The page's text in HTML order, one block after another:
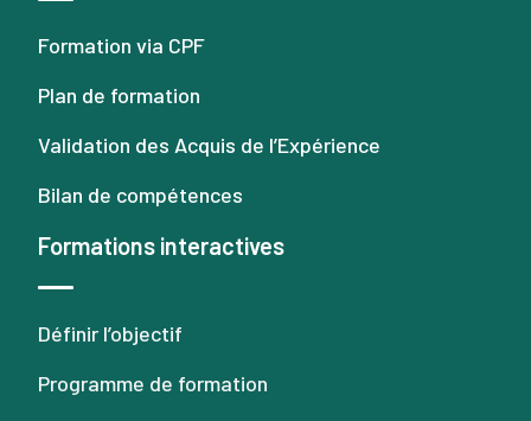
Formation via CPF
Plan de formation
Validation des Acquis de l’Expérience
Bilan de compétences
Formations interactives
Définir l’objectif
Programme de formation